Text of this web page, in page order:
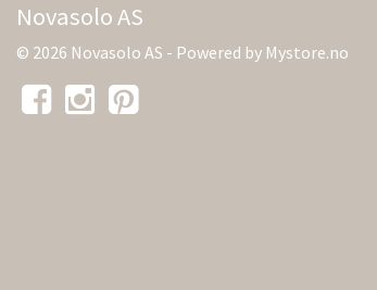
Novasolo AS
© 2026 Novasolo AS - Powered by Mystore.no